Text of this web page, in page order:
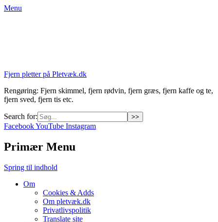
Menu
Fjern pletter på Pletvæk.dk
Rengøring: Fjern skimmel, fjern rødvin, fjern græs, fjern kaffe og te,
fjern sved, fjern tis etc.
Search for:
FacebookYouTube Instagram
Primær Menu
Spring til indhold
Om
Cookies & Adds
Om pletvæk.dk
Privatlivspolitik
Translate site